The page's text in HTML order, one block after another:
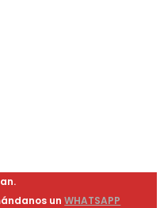
unWHATSAPP